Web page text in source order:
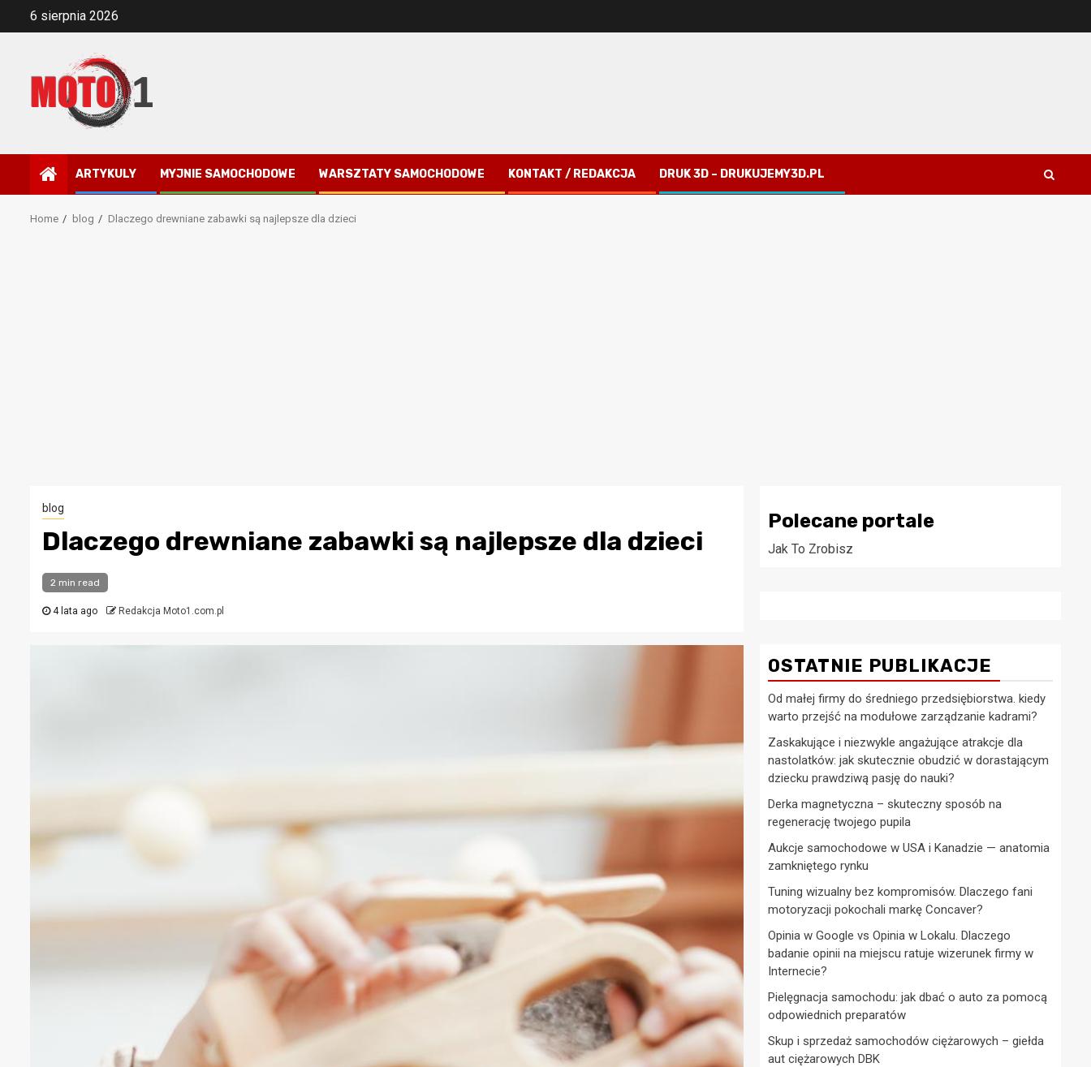
6 sierpnia 2026
ARTYKULY MYJNIE SAMOCHODOWE WARSZTATY SAMOCHODOWE KONTAKT / REDAKCJA DRUK 3D – DRUKUJEMY3D.PL
Home blog Dlaczego drewniane zabawki są najlepsze dla dzieci
blog
Dlaczego drewniane zabawki są najlepsze dla dzieci
2 min read
4 lata ago Redakcja Moto1.com.pl
Polecane portale
Jak To Zrobisz
OSTATNIE PUBLIKACJE
Od małej firmy do średniego przedsiębiorstwa. kiedy
warto przejść na modułowe zarządzanie kadrami?
Zaskakujące i niezwykle angażujące atrakcje dla
nastolatków: jak skutecznie obudzić w dorastającym
dziecku prawdziwą pasję do nauki?
Derka magnetyczna – skuteczny sposób na
regenerację twojego pupila
Aukcje samochodowe w USA i Kanadzie — anatomia
zamkniętego rynku
Tuning wizualny bez kompromisów. Dlaczego fani
motoryzacji pokochali markę Concaver?
Opinia w Google vs Opinia w Lokalu. Dlaczego
badanie opinii na miejscu ratuje wizerunek firmy w
Internecie?
Pielęgnacja samochodu: jak dbać o auto za pomocą
odpowiednich preparatów
Skup i sprzedaż samochodów ciężarowych – giełda
aut ciężarowych DBK